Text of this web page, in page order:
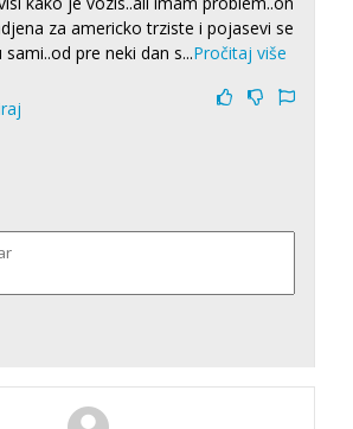
za americko trziste i pojasevi se
sami..od pre neki dan s...Pročitaj više